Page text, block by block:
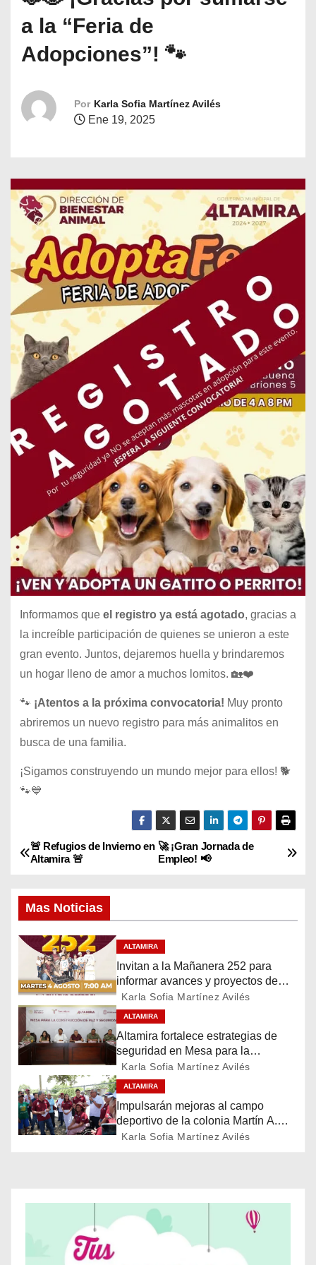
a la “Feria de
Adopciones”! 🐾
Por Karla Sofia Martínez Avilés
Ene 19, 2025
Informamos que el registro ya está agotado, gracias a
la increíble participación de quienes se unieron a este
gran evento. Juntos, dejaremos huella y brindaremos
un hogar lleno de amor a muchos lomitos. 🏡❤️
🐾 ¡Atentos a la próxima convocatoria! Muy pronto
abriremos un nuevo registro para más animalitos en
busca de una familia.
¡Sigamos construyendo un mundo mejor para ellos! 🐕
🐾💙
N
v
e
g
a
c
i
ó
n
e
🚀 ¡Gran Jornada de
Empleo! 📢
🚨 Refugios de Invierno en
Altamira 🚨
Mas Noticias
ALTAMIRA
Invitan a la Mañanera 252 para
informar avances y proyectos de
Altamira
Karla Sofia Martínez Avilés
ALTAMIRA
Altamira fortalece estrategias de
seguridad en Mesa para la
Construcción de Paz
Karla Sofia Martínez Avilés
ALTAMIRA
Impulsarán mejoras al campo
deportivo de la colonia Martín A.
Martínez
Karla Sofia Martínez Avilés